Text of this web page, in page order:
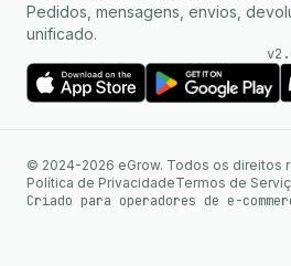
Pedidos, mensagens, envios,
unificado.
© 2024-2026 eGrow. Todos os direitos
Política de PrivacidadeTermos de
Criado para operadores de e-